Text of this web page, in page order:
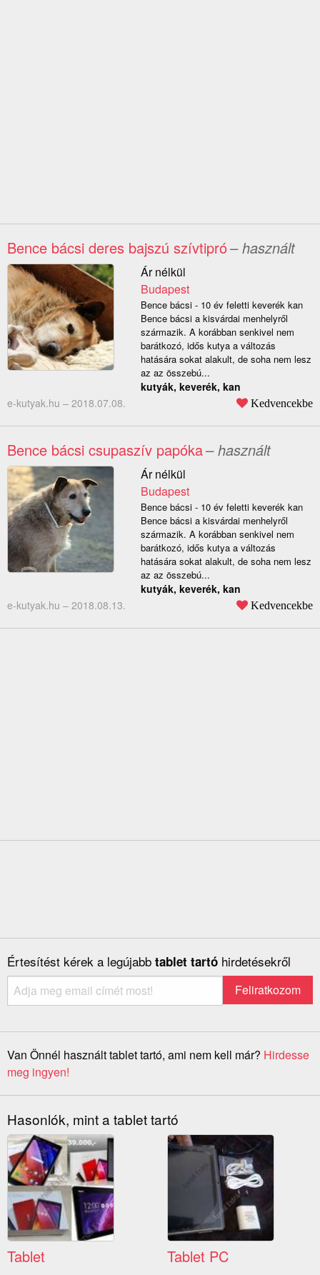
Bence bácsi deres bajszú szívtipró– használt
Ár nélkül
Budapest
Bence bácsi - 10 év feletti keverék kan
Bence bácsi a kisvárdai menhelyről
származik. A korábban senkivel nem
barátkozó, idős kutya a változás
hatására sokat alakult, de soha nem lesz
az az összebú...
kutyák, keverék, kan
e-kutyak.hu – 2018.07.08. Kedvencekbe
Bence bácsi csupaszív papóka– használt
Ár nélkül
Budapest
Bence bácsi - 10 év feletti keverék kan
Bence bácsi a kisvárdai menhelyről
származik. A korábban senkivel nem
barátkozó, idős kutya a változás
hatására sokat alakult, de soha nem lesz
az az összebú...
kutyák, keverék, kan
e-kutyak.hu – 2018.08.13. Kedvencekbe
Értesítést kérek a legújabb tablet tartó hirdetésekről
Van Önnél használt tablet tartó, ami nem kell már? Hirdesse
meg ingyen!
Hasonlók, mint a tablet tartó
Tablet Tablet PC